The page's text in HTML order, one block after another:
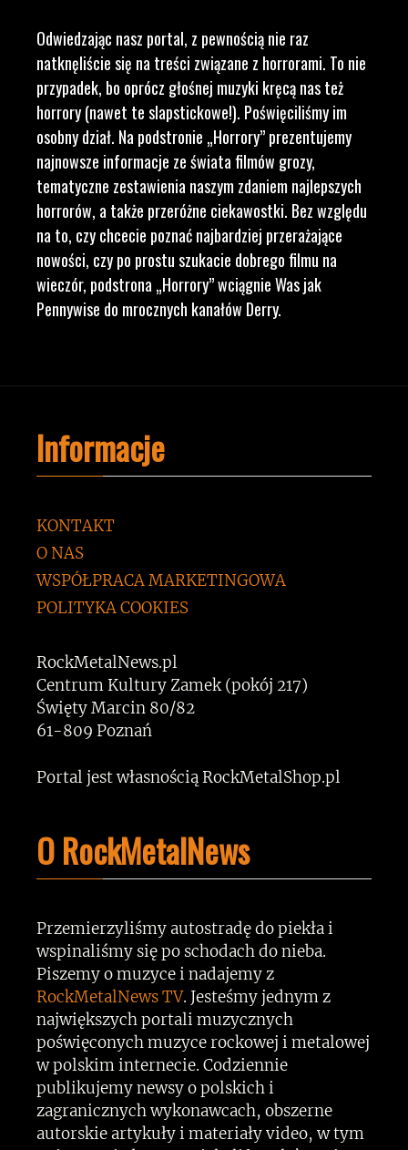
Odwiedzając nasz portal, z pewnością nie raz
natknęliście się na treści związane z horrorami. To nie
przypadek, bo oprócz głośnej muzyki kręcą nas też
horrory (nawet te slapstickowe!). Poświęciliśmy im
osobny dział. Na podstronie „Horrory” prezentujemy
najnowsze informacje ze świata filmów grozy,
tematyczne zestawienia naszym zdaniem najlepszych
horrorów, a także przeróżne ciekawostki. Bez względu
na to, czy chcecie poznać najbardziej przerażające
nowości, czy po prostu szukacie dobrego filmu na
wieczór, podstrona „Horrory” wciągnie Was jak
Pennywise do mrocznych kanałów Derry.
Informacje
KONTAKT
O NAS
WSPÓŁPRACA MARKETINGOWA
POLITYKA COOKIES
RockMetalNews.pl
Centrum Kultury Zamek (pokój 217)
Święty Marcin 80/82
61-809 Poznań
Portal jest własnością RockMetalShop.pl
O RockMetalNews
Przemierzyliśmy autostradę do piekła i
wspinaliśmy się po schodach do nieba.
Piszemy o muzyce i nadajemy z
RockMetalNews TV. Jesteśmy jednym z
największych portali muzycznych
poświęconych muzyce rockowej i metalowej
w polskim internecie. Codziennie
publikujemy newsy o polskich i
zagranicznych wykonawcach, obszerne
autorskie artykuły i materiały video, w tym